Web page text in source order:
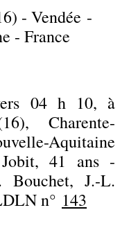
- Vendée -
- France
04 h 10, à
Charente-
Aquitaine
41 ans -
J.-L.
n° 143